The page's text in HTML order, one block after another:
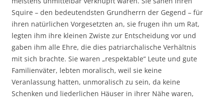
Squire – den bedeutendsten Grundherrn der Gegend – für
ihren natürlichen Vorgesetzten an, sie frugen ihn um Rat,
legten ihm ihre kleinen Zwiste zur Entscheidung vor und
gaben ihm alle Ehre, die dies patriarchalische Verhältnis
mit sich brachte. Sie waren „respektable“ Leute und gute
Familienväter, lebten moralisch, weil sie keine
Veranlassung hatten, unmoralisch zu sein, da keine
Schenken und liederlichen Häuser in ihrer Nähe waren,